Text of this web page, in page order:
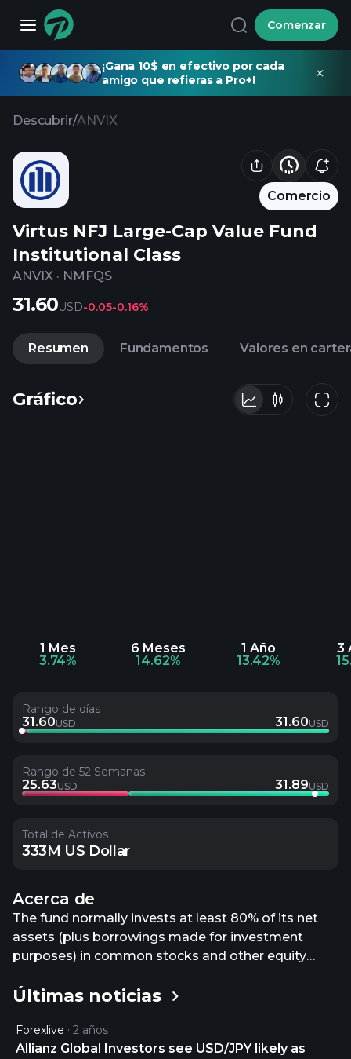
Comenzar
¡Gana 10$ en efectivo por cada
amigo que refieras a Pro+!
Descubrir/ANVIX
Comercio
Virtus NFJ Large-Cap Value Fund
Institutional Class
ANVIX · NMFQS
31.60USD-0.05-0.16%
Resumen Fundamentos Valores en
Gráfico
1 Mes
3.74%
6 Meses
14.62%
1 Año
13.42%
3
Rango de días
31.60USD 31.60USD
Rango de 52 Semanas
25.63USD 31.89USD
Total de Activos
333M US Dollar
Últimas noticias
Forexlive 2 años
Allianz Global Investors see USD/JPY likely as
Acerca de
The fund normally invests at least 80% of its net
assets (plus borrowings made for investment
purposes) in common stocks and other equity
capitalizations. It normally invests significantly in
generate income (for example, by paying
dividends). In addition to common stocks and